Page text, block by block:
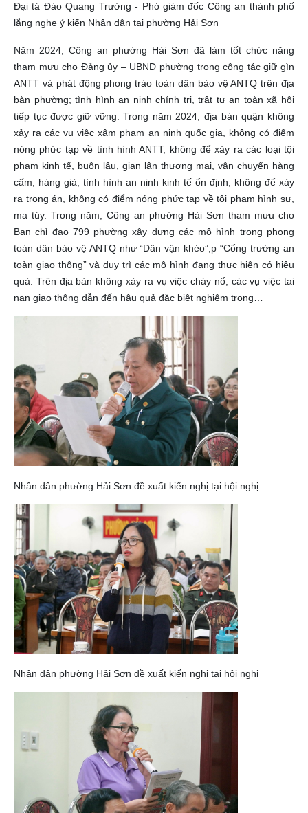
Đại tá Đào Quang Trường - Phó giám đốc Công an thành phố
lắng nghe ý kiến Nhân dân tại phường Hải Sơn
Năm 2024, Công an phường Hải Sơn đã làm tốt chức năng
tham mưu cho Đảng ủy – UBND phường trong công tác giữ gìn
ANTT và phát động phong trào toàn dân bảo vệ ANTQ trên địa
bàn phường; tình hình an ninh chính trị, trật tự an toàn xã hội
tiếp tục được giữ vững. Trong năm 2024, địa bàn quận không
xảy ra các vụ việc xâm phạm an ninh quốc gia, không có điểm
nóng phức tạp về tình hình ANTT; không để xảy ra các loại tội
phạm kinh tế, buôn lậu, gian lận thương mại, vận chuyển hàng
cấm, hàng giả, tình hình an ninh kinh tế ổn định; không để xảy
ra trọng án, không có điểm nóng phức tạp về tội phạm hình sự,
ma túy. Trong năm, Công an phường Hải Sơn tham mưu cho
Ban chỉ đạo 799 phường xây dựng các mô hình trong phong
toàn dân bảo vệ ANTQ như “Dân vận khéo”;p “Cổng trường an
toàn giao thông” và duy trì các mô hình đang thực hiện có hiệu
quả. Trên địa bàn không xảy ra vụ việc cháy nổ, các vụ việc tai
nạn giao thông dẫn đến hậu quả đặc biệt nghiêm trọng…
Nhân dân phường Hải Sơn đề xuất kiến nghị tại hội nghị
Nhân dân phường Hải Sơn đề xuất kiến nghị tại hội nghị